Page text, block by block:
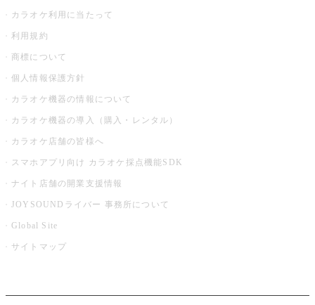
カラオケ利用に当たって
利用規約
商標について
個人情報保護方針
カラオケ機器の情報について
カラオケ機器の導入（購入・レンタル）
カラオケ店舗の皆様へ
スマホアプリ向け カラオケ採点機能SDK
ナイト店舗の開業支援情報
JOYSOUNDライバー 事務所について
Global Site
サイトマップ